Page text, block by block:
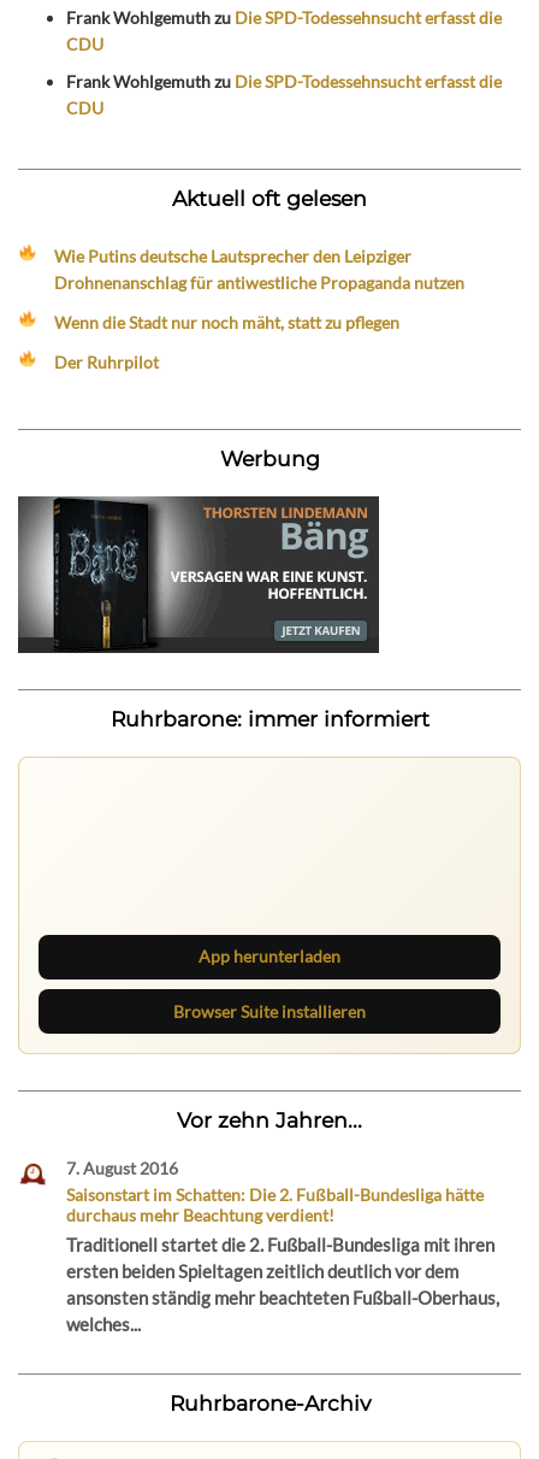
Frank Wohlgemuthzu Die SPD-Todessehnsucht erfasst die
CDU
Frank Wohlgemuthzu Die SPD-Todessehnsucht erfasst die
CDU
Aktuell oft gelesen
Wie Putins deutsche Lautsprecher den Leipziger
Drohnenanschlag für antiwestliche Propaganda nutzen
Wenn die Stadt nur noch mäht, statt zu pflegen
Der Ruhrpilot
Werbung
Ruhrbarone: immer informiert
App herunterladen
Browser Suite installieren
Vor zehn Jahren...
7. August 2016
Saisonstart im Schatten: Die 2. Fußball-Bundesliga hätte
durchaus mehr Beachtung verdient!
Traditionell startet die 2. Fußball-Bundesliga mit ihren
ersten beiden Spieltagen zeitlich deutlich vor dem
ansonsten ständig mehr beachteten Fußball-Oberhaus,
welches...
Ruhrbarone-Archiv